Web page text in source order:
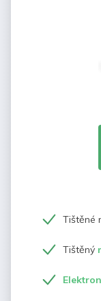
Tištěné
Tištěný